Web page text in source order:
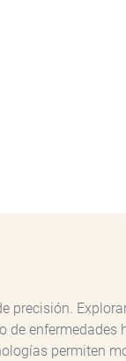
precisión.
enfermedades
permiten